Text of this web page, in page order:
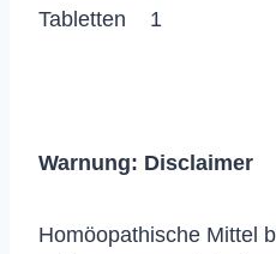
Tabletten 1
Warnung: Disclaimer
Homöopathische Mittel